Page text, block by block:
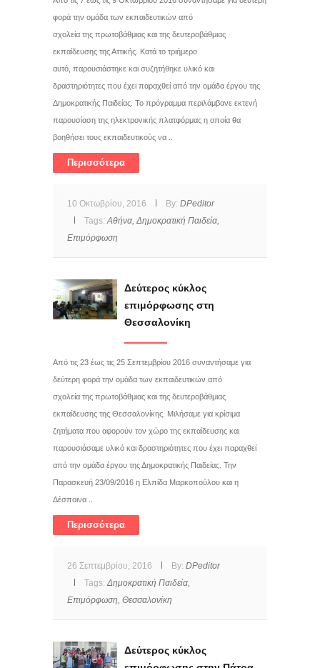
φορά την ομάδα των εκπαιδευτικών από
σχολεία της πρωτοβάθμιας και της δευτεροβάθμιας
εκπαίδευσης της Αττικής. Κατά το τριήμερο
αυτό, παρουσιάστηκε και συζητήθηκε υλικό και
δραστηριότητες που έχει παραχθεί από την ομάδα έργου της
Δημοκρατικής Παιδείας. Το πρόγραμμα περιλάμβανε εκτενή
παρουσίαση της ηλεκτρονικής πλατφόρμας η οποία θα
βοηθήσει τους εκπαιδευτικούς να ..
Περισσότερα
10 Οκτωβρίου, 2016 By: DPeditor
Tags: Αθήνα, Δημοκρατική Παιδεία,
Επιμόρφωση
Δεύτερος κύκλος
επιμόρφωσης στη
Θεσσαλονίκη
Από τις 23 έως τις 25 Σεπτεμβρίου 2016 συναντήσαμε για
δεύτερη φορά την ομάδα των εκπαιδευτικών από
σχολεία της πρωτοβάθμιας και της δευτεροβάθμιας
εκπαίδευσης της Θεσσαλονίκης. Μιλήσαμε για κρίσιμα
ζητήματα που αφορούν τον χώρο της εκπαίδευσης και
παρουσιάσαμε υλικό και δραστηριότητες που έχει παραχθεί
από την ομάδα έργου της Δημοκρατικής Παιδείας. Την
Παρασκευή 23/09/2016 η Ελπίδα Μαρκοπούλου και η
Δέσποινα ..
Περισσότερα
26 Σεπτεμβρίου, 2016 By: DPeditor
Tags: Δημοκρατική Παιδεία,
Επιμόρφωση, Θεσσαλονίκη
Δεύτερος κύκλος